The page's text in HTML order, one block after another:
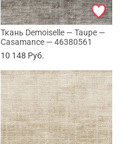
Ткань Demoiselle — Taupe —
Casamance — 46380561
10 148 Руб.